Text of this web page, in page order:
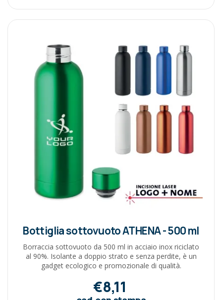
Bottiglia sottovuoto ATHENA - 500 ml
Borraccia sottovuoto da 500 ml in acciaio inox riciclato
al 90%. Isolante a doppio strato e senza perdite, è un
gadget ecologico e promozionale di qualità.
€8,11